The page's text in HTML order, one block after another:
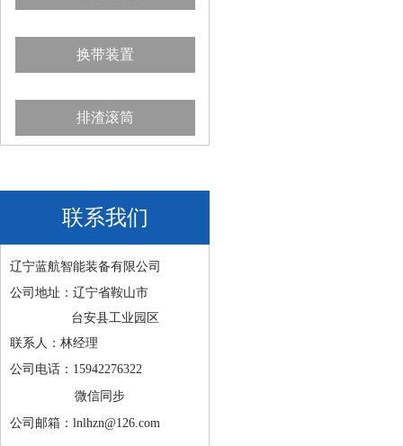
换带装置
排渣滚筒
联系我们
辽宁蓝航智能装备有限公司
公司地址：辽宁省鞍山市
台安县工业园区
联系人：林经理
公司电话：15942276322
微信同步
公司邮箱：lnlhzn@126.com